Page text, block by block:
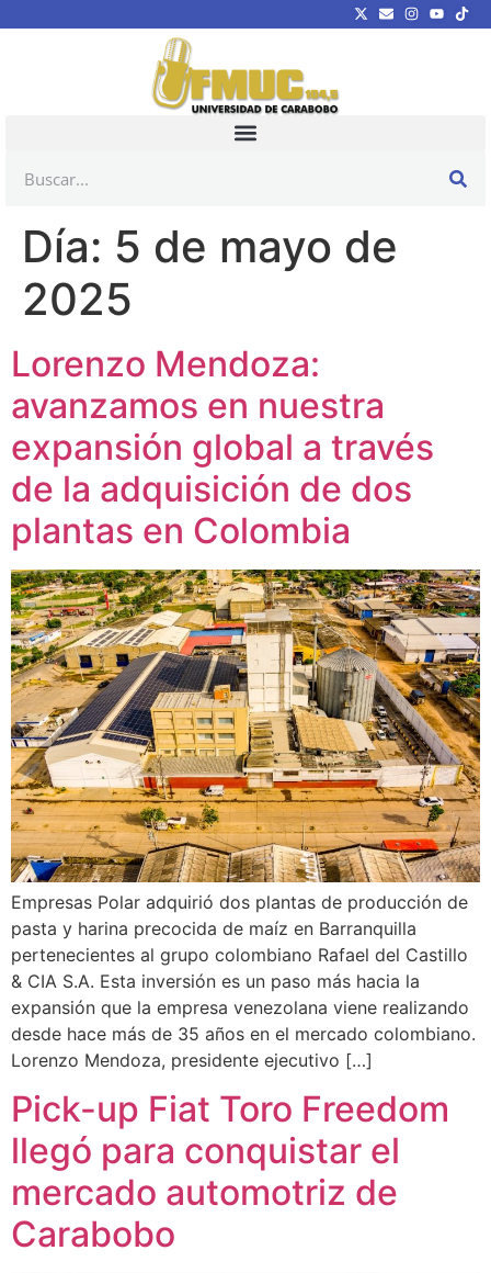
Día: 5 de mayo de
2025
Lorenzo Mendoza:
avanzamos en nuestra
expansión global a través
de la adquisición de dos
plantas en Colombia
Empresas Polar adquirió dos plantas de producción de
pasta y harina precocida de maíz en Barranquilla
pertenecientes al grupo colombiano Rafael del Castillo
& CIA S.A. Esta inversión es un paso más hacia la
expansión que la empresa venezolana viene realizando
desde hace más de 35 años en el mercado colombiano.
Lorenzo Mendoza, presidente ejecutivo […]
Pick-up Fiat Toro Freedom
llegó para conquistar el
mercado automotriz de
Carabobo